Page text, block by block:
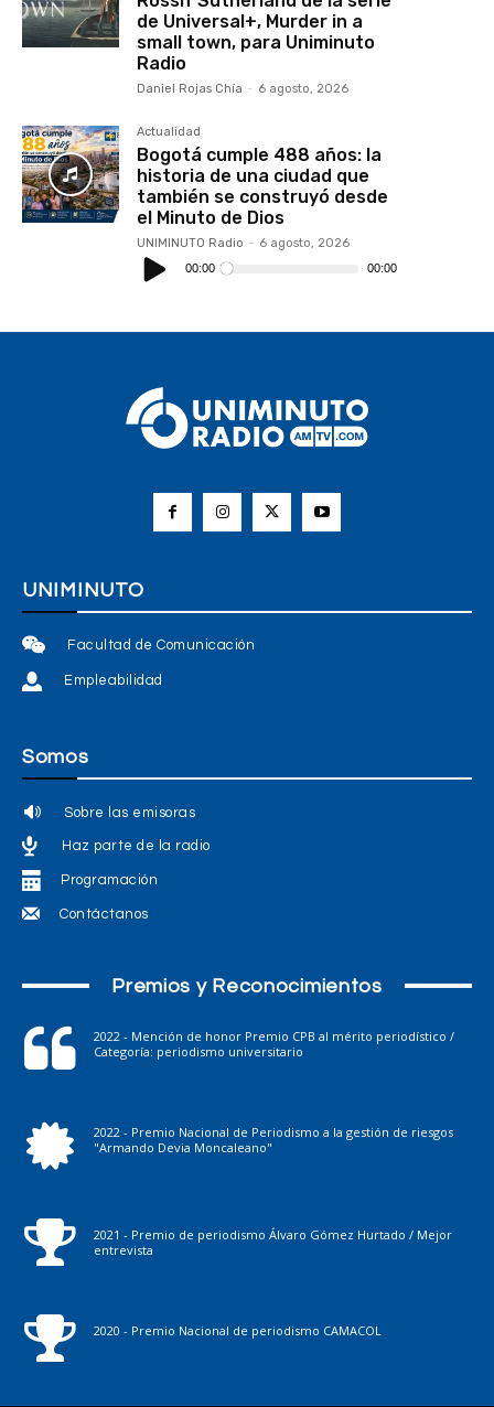
de Universal+, Murder in a
small town, para Uniminuto
Radio
Daniel Rojas Chía - 6 agosto, 2026
Actualidad
Bogotá cumple 488 años: la
historia de una ciudad que
también se construyó desde
el Minuto de Dios
UNIMINUTO Radio - 6 agosto, 2026
Reproductor
de
audio
00:00 00:00
UNIMINUTO
Facultad de Comunicación
Empleabilidad
Somos
Sobre las emisoras
Haz parte de la radio
Programación
Contáctanos
Premios y Reconocimientos
2022 - Mención de honor Premio CPB al mérito periodístico /
Categoría: periodismo universitario
2022 - Premio Nacional de Periodismo a la gestión de riesgos
"Armando Devia Moncaleano"
2021 - Premio de periodismo Álvaro Gómez Hurtado / Mejor
entrevista
2020 - Premio Nacional de periodismo CAMACOL